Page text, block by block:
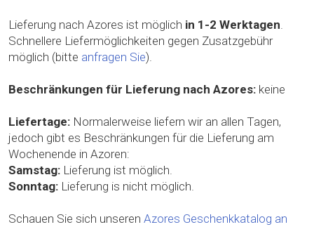
Lieferung nach Azores ist möglich in 1-2 Werktagen.
Schnellere Liefermöglichkeiten gegen Zusatzgebühr
möglich (bitte anfragen Sie).
Beschränkungen für Lieferung nach Azores: keine
Liefertage: Normalerweise liefern wir an allen Tagen,
jedoch gibt es Beschränkungen für die Lieferung am
Wochenende in Azoren:
Samstag: Lieferung ist möglich.
Sonntag: Lieferung is nicht möglich.
Schauen Sie sich unseren Azores Geschenkkatalog an